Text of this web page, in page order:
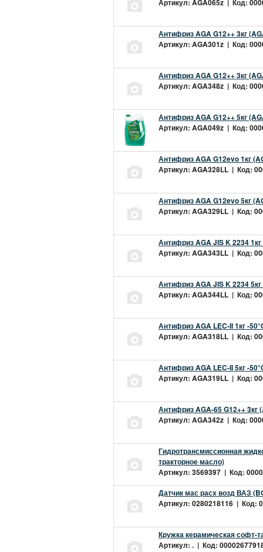
Артикул: AGA065z | Код:
Антифриз AGA G12++ 3кг
Артикул: AGA301z | Код:
Антифриз AGA G12++ 3кг
Артикул: AGA348z | Код:
Антифриз AGA G12++ 5кг
Артикул: AGA049z | Код:
Антифриз AGA G12evo 1кг
Артикул: AGA328LL | Код:
Антифриз AGA G12evo 5кг
Артикул: AGA329LL | Код:
Антифриз AGA JIS K 2234
Артикул: AGA343LL | Код:
Антифриз AGA JIS K 2234
Артикул: AGA344LL | Код:
Антифриз AGA LEC-II 1кг -
Артикул: AGA318LL | Код:
Антифриз AGA LEC-II 5кг -
Артикул: AGA319LL | Код:
Антифриз AGA-65 G12++ 3кг
Артикул: AGA342z | Код:
Гидротрансмиссионная
тракторное масло)
Артикул: 3569397 | Код:
Датчик мас расх возд ВАЗ
Артикул: 0280218116 | Код:
Кружка керамическая софт-
Артикул: . | Код: